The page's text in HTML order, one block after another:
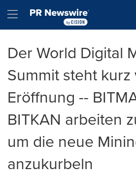
Hamburger menu
Der World Digital
Summit steht
Eröffnung --
BITKAN arbeiten
um die neue
anzukurbeln